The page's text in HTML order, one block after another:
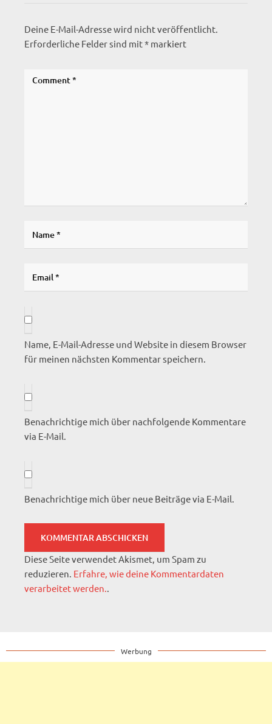
Deine E-Mail-Adresse wird nicht veröffentlicht.
Erforderliche Felder sind mit* markiert
Name, E-Mail-Adresse und Website in diesem Browser
für meinen nächsten Kommentar speichern.
Benachrichtige mich über nachfolgende Kommentare
via E-Mail.
Benachrichtige mich über neue Beiträge via E-Mail.
Diese Seite verwendet Akismet, um Spam zu
reduzieren. Erfahre, wie deine Kommentardaten
verarbeitet werden..
Werbung